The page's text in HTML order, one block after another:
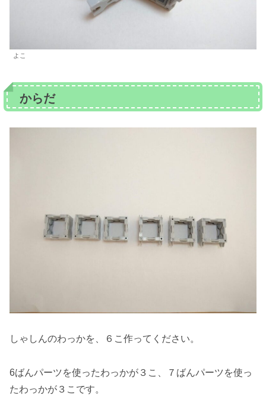
よこ
からだ
しゃしんのわっかを、６こ作ってください。
6ばんパーツを使ったわっかが３こ、７ばんパーツを使っ
たわっかが３こです。